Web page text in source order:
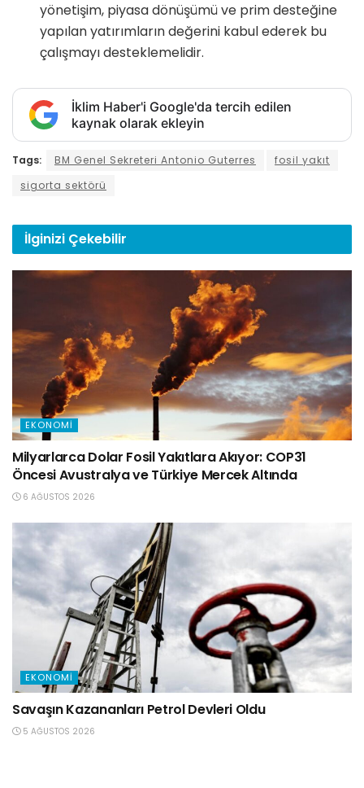
yönetişim, piyasa dönüşümü ve prim desteğine
yapılan yatırımların değerini kabul ederek bu
çalışmayı desteklemelidir.
İklim Haber'i Google'da tercih edilen
kaynak olarak ekleyin
Tags: BM Genel Sekreteri Antonio Guterres
fosil yakıt
sigorta sektörü
İlginizi Çekebilir
EKONOMI
Milyarlarca Dolar Fosil Yakıtlara Akıyor: COP31
Öncesi Avustralya ve Türkiye Mercek Altında
6 AĞUSTOS 2026
EKONOMI
Savaşın Kazananları Petrol Devleri Oldu
5 AĞUSTOS 2026